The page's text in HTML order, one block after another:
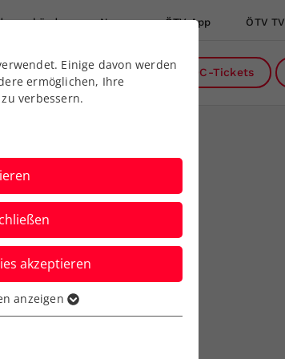
News ÖTV App ÖTV TV
Über uns DC-Tickets
im
Einige davon werden
ermöglichen, Ihre
verbessern.
akzeptieren
Funktionen der
dass die Webseite
anzeigen